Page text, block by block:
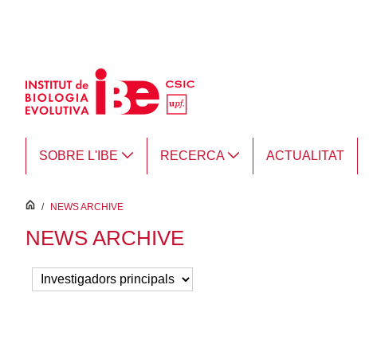
SOBRE L'IBE RECERCA ACTUALITAT
inici
/ NEWS ARCHIVE
NEWS ARCHIVE